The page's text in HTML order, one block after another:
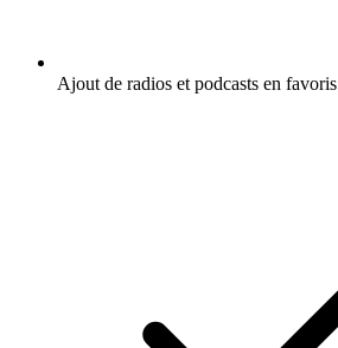
Ajout de radios et podcasts en favoris